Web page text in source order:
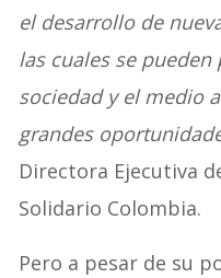
el desarrollo de
las cuales se
sociedad y el medio
grandes
Directora Ejecutiva
Solidario Colombia.
Pero a pesar de su